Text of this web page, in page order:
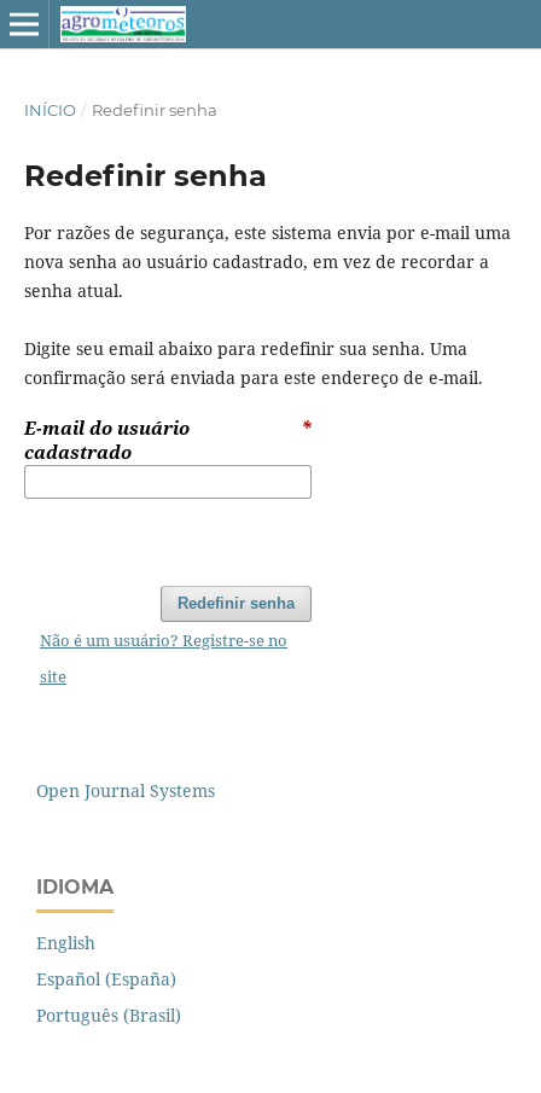
INÍCIO / Redefinir senha
Redefinir senha
Por razões de segurança, este sistema envia por e-mail uma
nova senha ao usuário cadastrado, em vez de recordar a
senha atual.
Digite seu email abaixo para redefinir sua senha. Uma
confirmação será enviada para este endereço de e-mail.
E-mail do usuário
cadastrado
*
Redefinir senha
Não é um usuário? Registre-se no
site
Open Journal Systems
IDIOMA
English
Español (España)
Português (Brasil)